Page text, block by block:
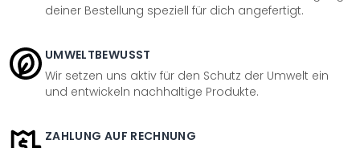
deiner Bestellung speziell für dich angefertigt.
UMWELTBEWUSST
Wir setzen uns aktiv für den Schutz der Umwelt ein
und entwickeln nachhaltige Produkte.
ZAHLUNG AUF RECHNUNG